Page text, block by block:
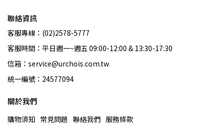
聯絡資訊
客服專線：(02)2578-5777
客服時間：平日週一~週五 09:00-12:00 & 13:30-17:30
信箱：service@urchois.com.tw
統一編號：24577094
關於我們
購物須知 常見問題 聯絡我們 服務條款